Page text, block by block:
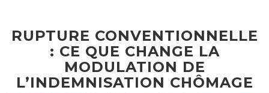
RUPTURE CONVENTIONNELLE
: CE QUE CHANGE LA
MODULATION DE
L’INDEMNISATION CHÔMAGE